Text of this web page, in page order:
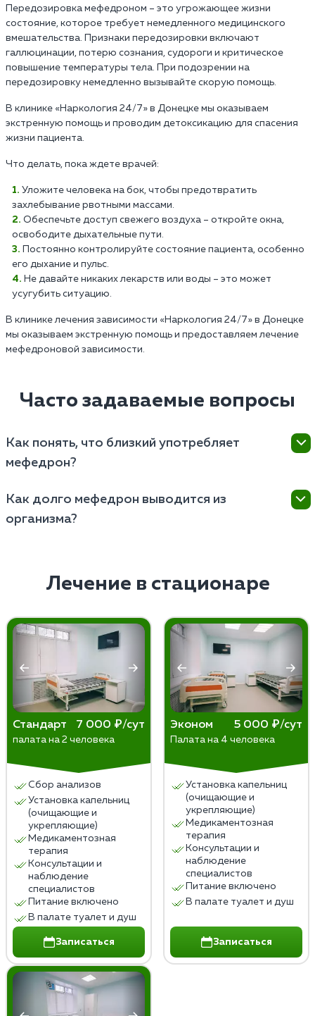
Передозировка мефедроном – это угрожающее жизни
состояние, которое требует немедленного медицинского
вмешательства. Признаки передозировки включают
галлюцинации, потерю сознания, судороги и критическое
повышение температуры тела. При подозрении на
передозировку немедленно вызывайте скорую помощь.
В клинике «Наркология 24/7» в Донецке мы оказываем
экстренную помощь и проводим детоксикацию для спасения
жизни пациента.
Что делать, пока ждете врачей:
Уложите человека на бок, чтобы предотвратить
захлебывание рвотными массами.
Обеспечьте доступ свежего воздуха – откройте окна,
освободите дыхательные пути.
Постоянно контролируйте состояние пациента, особенно
его дыхание и пульс.
Не давайте никаких лекарств или воды – это может
усугубить ситуацию.
В клинике лечения зависимости «Наркология 24/7» в Донецке
мы оказываем экстренную помощь и предоставляем лечение
мефедроновой зависимости.
Часто задаваемые вопросы
Как понять, что близкий употребляет
мефедрон?
по изменениям в поведении, нарушениям сна,
потере аппетита, а также появлению носовых
Как долго мефедрон выводится из
организма?
частоты употребления.
Лечение в стационаре
Стандарт 7 000 ₽/сут
палата на 2 человека
Сбор анализов
Установка капельниц
(очищающие и
укрепляющие)
Медикаментозная
терапия
Консультации и
наблюдение
специалистов
Питание включено
В палате туалет и душ
Записаться
Эконом 5 000 ₽/сут
Палата на 4 человека
Установка капельниц
(очищающие и
укрепляющие)
Медикаментозная
терапия
Консультации и
наблюдение
специалистов
Питание включено
В палате туалет и душ
Записаться